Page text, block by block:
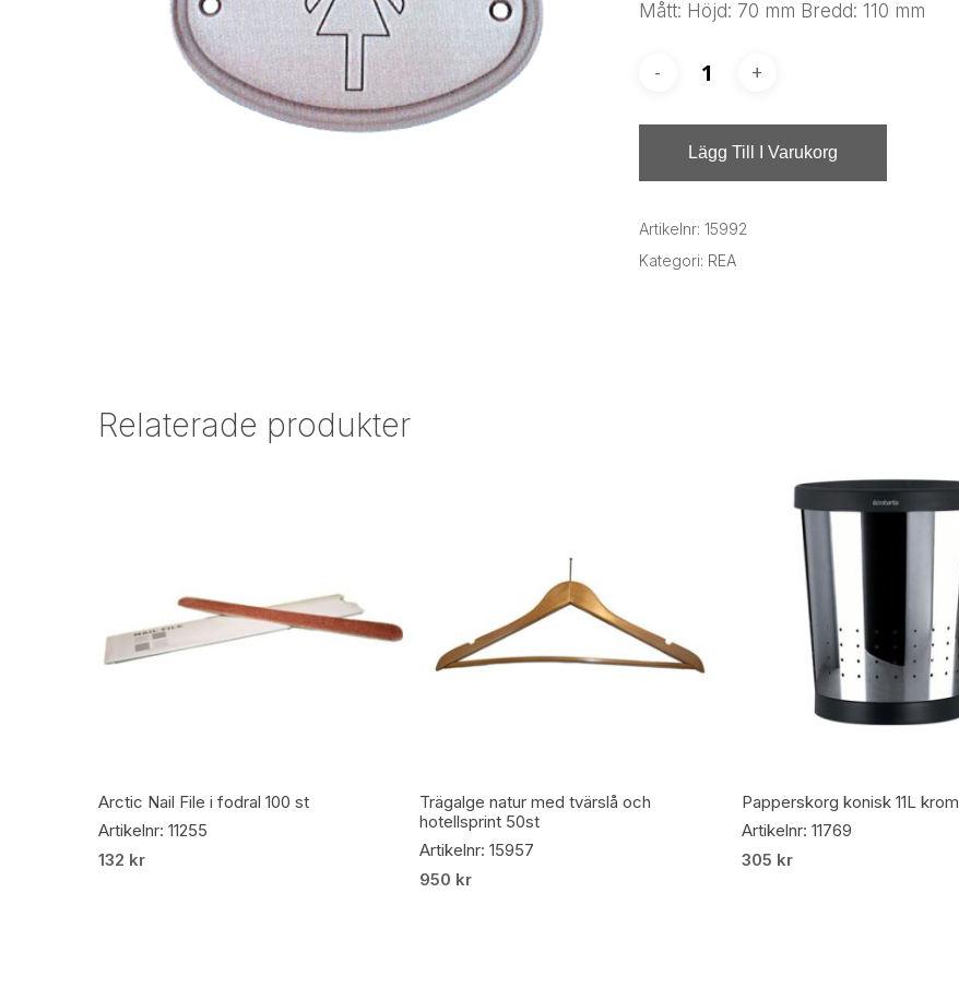
Mått: Höjd: 70 mm Bredd: 110 mm
Lägg Till I Varukorg
Artikelnr: 15992
Kategori: REA
Relaterade produkter
Lägg Till I Varukorg
Arctic Nail File i fodral 100 st
Artikelnr: 11255
132 kr
Lägg Till I Varukorg
Trägalge natur med tvärslå och
hotellsprint 50st
Artikelnr: 15957
950 kr
Lägg Till I Varukorg
Papperskorg konisk 11L krom
Artikelnr: 11769
305 kr